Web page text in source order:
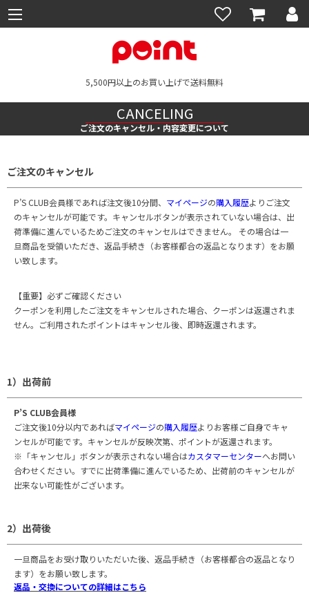
5,500円以上のお買い上げで送料無料
CANCELING
ご注文のキャンセル・内容変更について
ご注文のキャンセル
P’S CLUB会員様であれば注文後10分間、 マイページの購入履歴よりご注文
のキャンセルが可能です。キャンセルボタンが表示されていない場合は、出
荷準備に進んでいるためご注文のキャンセルはできません。 その場合は一
旦商品を受領いただき、返品手続き（お客様都合の返品となります）をお願
い致します。
【重要】必ずご確認ください
クーポンを利用したご注文をキャンセルされた場合、クーポンは返還されま
せん。ご利用されたポイントはキャンセル後、即時返還されます。
1）出荷前
P’S CLUB会員様
ご注文後10分以内であればマイページの購入履歴よりお客様ご自身でキャ
ンセルが可能です。キャンセルが反映次第、ポイントが返還されます。
※「キャンセル」ボタンが表示されない場合はカスタマーセンターへお問い
合わせください。すでに出荷準備に進んでいるため、出荷前のキャンセルが
出来ない可能性がございます。
2）出荷後
一旦商品をお受け取りいただいた後、返品手続き（お客様都合の返品となり
ます）をお願い致します。
返品・交換についての詳細はこちら